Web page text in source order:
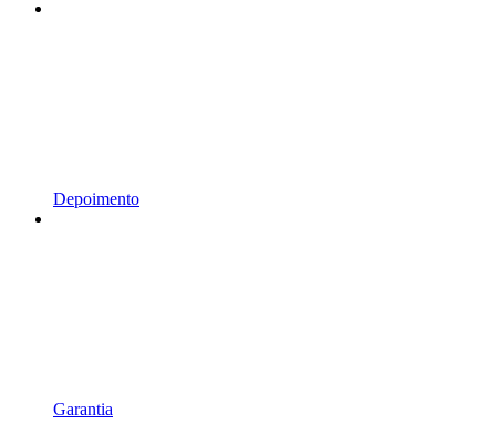
Depoimento
Garantia